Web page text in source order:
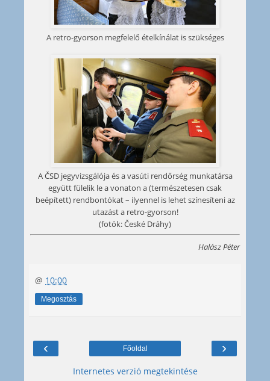
A retro-gyorson megfelelő ételkínálat is szükséges
A ČSD jegyvizsgálója és a vasúti rendőrség munkatársa
együtt fülelik le a vonaton a (természetesen csak
beépített) rendbontókat – ilyennel is lehet színesíteni az
utazást a retro-gyorson!
(fotók: České Dráhy)
Halász Péter
@ 10:00
Megosztás
‹ ›
Főoldal
Internetes verzió megtekintése